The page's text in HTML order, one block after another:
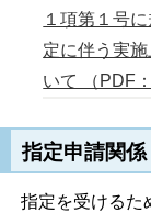
１項第１号
定に伴う実
いて （PDF
指定申請関係
指定を受けるた